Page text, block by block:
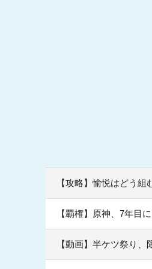
【攻略】愉悦はどう組
【覇権】原神、7年目
【動画】半ケツ祭り